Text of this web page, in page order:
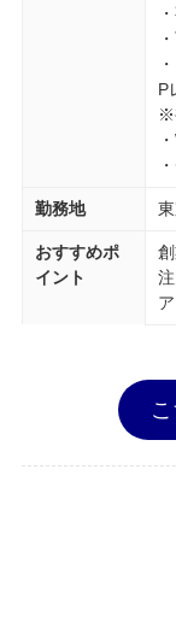
P
※
勤務地
おすすめポ
イント